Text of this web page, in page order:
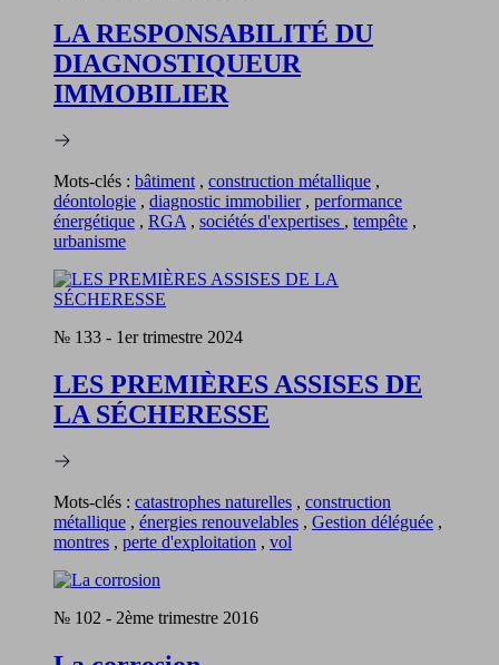
LA RESPONSABILITÉ DU
DIAGNOSTIQUEUR
IMMOBILIER
Mots-clés : bâtiment , construction métallique ,
déontologie , diagnostic immobilier, performance
énergétique , RGA , sociétés d'expertises , tempête ,
urbanisme
№ 133 - 1er trimestre 2024
LES PREMIÈRES ASSISES DE
LA SÉCHERESSE
Mots-clés : catastrophes naturelles , construction
métallique , énergies renouvelables , Gestion déléguée ,
montres , perte d'exploitation , vol
№ 102 - 2ème trimestre 2016